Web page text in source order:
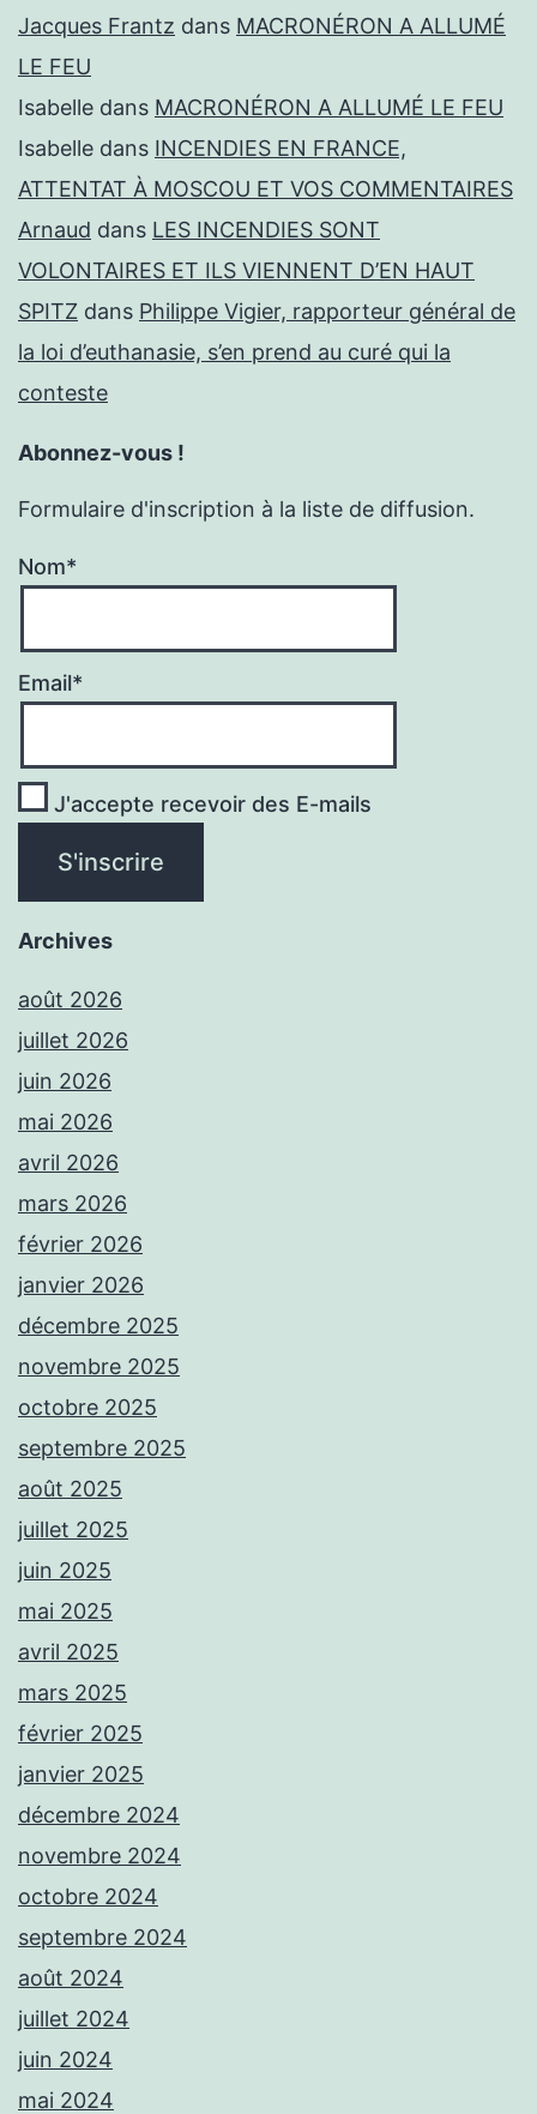
Jacques Frantz dans MACRONÉRON A ALLUMÉ
LE FEU
Isabelle dans MACRONÉRON A ALLUMÉ LE FEU
Isabelle dans INCENDIES EN FRANCE,
ATTENTAT À MOSCOU ET VOS COMMENTAIRES
Arnaud dans LES INCENDIES SONT
VOLONTAIRES ET ILS VIENNENT D’EN HAUT
SPITZ dans Philippe Vigier, rapporteur général de
la loi d’euthanasie, s’en prend au curé qui la
conteste
Abonnez-vous !
Formulaire d'inscription à la liste de diffusion.
Nom*
Email*
J'accepte recevoir des E-mails
Archives
août 2026
juillet 2026
juin 2026
mai 2026
avril 2026
mars 2026
février 2026
janvier 2026
décembre 2025
novembre 2025
octobre 2025
septembre 2025
août 2025
juillet 2025
juin 2025
mai 2025
avril 2025
mars 2025
février 2025
janvier 2025
décembre 2024
novembre 2024
octobre 2024
septembre 2024
août 2024
juillet 2024
juin 2024
mai 2024